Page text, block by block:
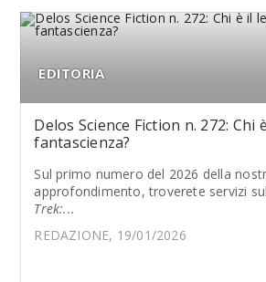
EDITORIA
Delos Science Fiction n. 272: Chi
fantascienza?
Sul primo numero del 2026 della
approfondimento, troverete servizi
Trek:...
REDAZIONE, 19/01/2026